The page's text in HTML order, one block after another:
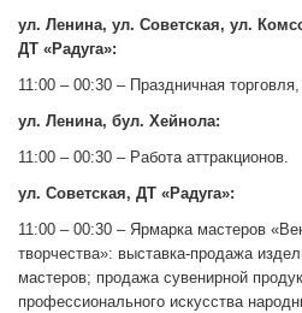
ул. Ленина, ул. Советская, ул.
ДТ «Радуга»:
11:00 – 00:30 – Праздничная
ул. Ленина, бул. Хейнола:
11:00 – 00:30 – Работа аттракционов.
ул. Советская, ДТ «Радуга»:
11:00 – 00:30 – Ярмарка мастеров
творчества»: выставка-продажа
мастеров; продажа сувенирной
профессионального искусства